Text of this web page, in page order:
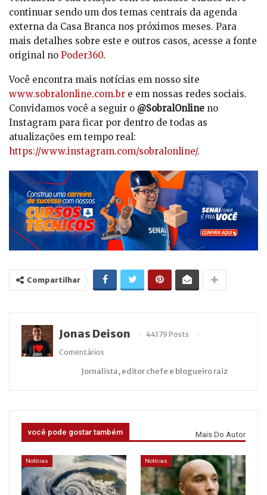
continuar sendo um dos temas centrais da agenda
externa da Casa Branca nos próximos meses. Para
mais detalhes sobre este e outros casos, acesse a fonte
original no Poder360.
Você encontra mais notícias em nosso site
www.sobralonline.com.br e em nossas redes sociais.
Convidamos você a seguir o @SobralOnline no
Instagram para ficar por dentro de todas as
atualizações em tempo real:
https://www.instagram.com/sobralonline/.
Compartilhar
Jonas Deison
44179 Posts
Comentários
Jornalista, editor chefe e blogueiro raiz
você pode gostar também Mais Do Autor
Notícias Notícias